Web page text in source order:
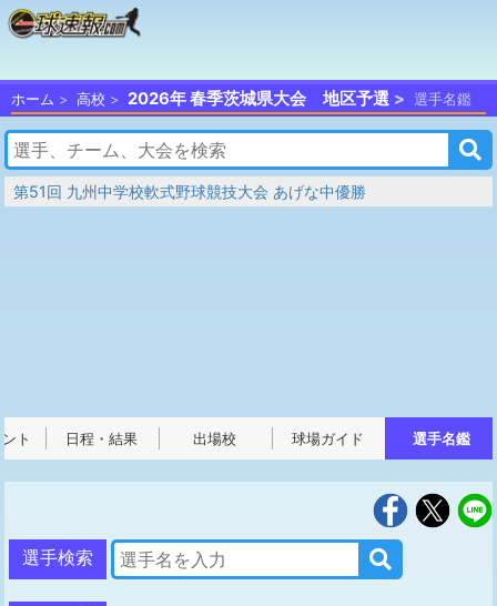
ホーム 高校 2026年 春季茨城県大会 地区予選 選手名鑑
第51回 九州中学校軟式野球競技大会 あげな中優勝
ト 日程・結果 出場校 球場ガイド 選手名鑑
選手検索